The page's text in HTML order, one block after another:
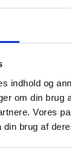
indhold og
om din brug
Vores
brug af